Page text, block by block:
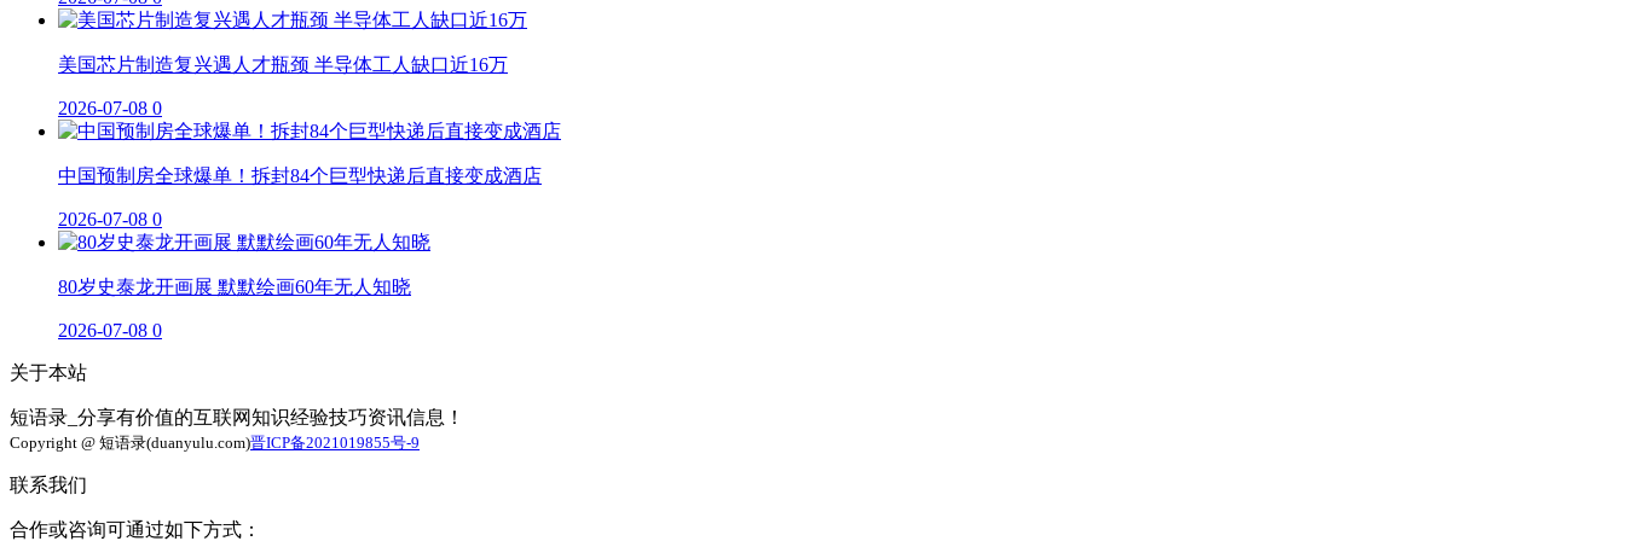
美国芯片制造复兴遇人才瓶颈 半导体工人缺口近16万
2026-07-08 0
中国预制房全球爆单！拆封84个巨型快递后直接变成酒店
2026-07-08 0
80岁史泰龙开画展 默默绘画60年无人知晓
2026-07-08 0
关于本站
短语录_分享有价值的互联网知识经验技巧资讯信息！
Copyright @ 短语录(duanyulu.com)晋ICP备2021019855号-9
联系我们
合作或咨询可通过如下方式：